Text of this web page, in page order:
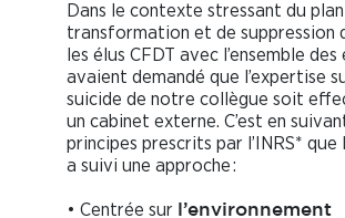
Dans le contexte stressant du
transformation et de suppression
les élus CFDT avec l’ensemble des
avaient demandé que l’expertise
suicide de notre collègue soit
un cabinet externe. C’est en
principes prescrits par l’INRS* que
a suivi une approche :
• Centrée sur l’environnement